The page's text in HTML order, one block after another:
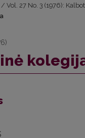
/ Vol. 27 No. 3 (1976):